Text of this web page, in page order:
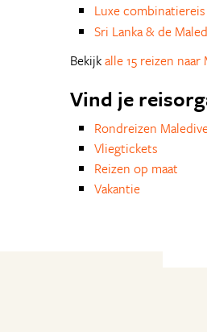
Luxe
Sri Lanka & de
Bekijkalle 15 reizen naar
Vind je
Rondreizen
Vliegtickets
Reizen op maat
Vakantie